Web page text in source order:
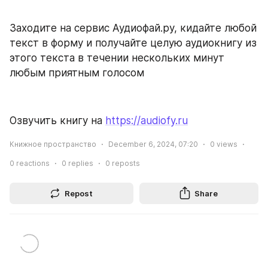
Заходите на сервис Аудиофай.ру, кидайте любой
текст в форму и получайте целую аудиокнигу из
этого текста в течении нескольких минут
любым приятным голосом
Озвучить книгу на https://audiofy.ru
Книжное пространство December 6, 2024, 07:20 0 views
0 reactions 0 replies 0 reposts
Repost Share